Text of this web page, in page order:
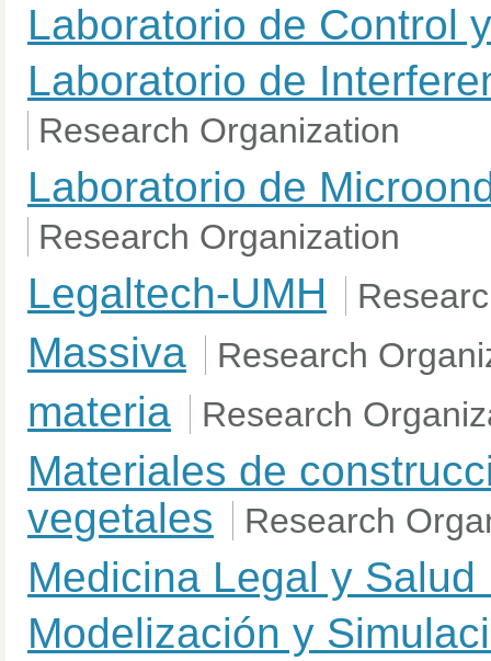
Laboratorio de Control
Laboratorio de
Research Organization
Laboratorio de
Research Organization
Legaltech-UMH
Massiva Research
materia Research
Materiales de
vegetales
Research
Medicina Legal y Salud
Modelización y